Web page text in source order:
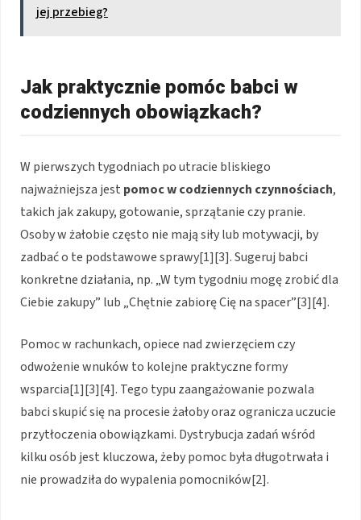
jej przebieg?
Jak praktycznie pomóc babci w
codziennych obowiązkach?
W pierwszych tygodniach po utracie bliskiego
najważniejsza jest pomoc w codziennych czynnościach,
takich jak zakupy, gotowanie, sprzątanie czy pranie.
Osoby w żałobie często nie mają siły lub motywacji, by
zadbać o te podstawowe sprawy[1][3]. Sugeruj babci
konkretne działania, np. „W tym tygodniu mogę zrobić dla
Ciebie zakupy” lub „Chętnie zabiorę Cię na spacer”[3][4].
Pomoc w rachunkach, opiece nad zwierzęciem czy
odwożenie wnuków to kolejne praktyczne formy
wsparcia[1][3][4]. Tego typu zaangażowanie pozwala
babci skupić się na procesie żałoby oraz ogranicza uczucie
przytłoczenia obowiązkami. Dystrybucja zadań wśród
kilku osób jest kluczowa, żeby pomoc była długotrwała i
nie prowadziła do wypalenia pomocników[2].